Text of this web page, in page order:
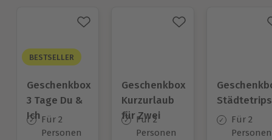
BESTSELLER
Geschenkbox
3 Tage Du &
Ich Für 2
Personen
Geschenkbox
Kurzurlaub
für Zwei
Für 2
Personen
Städtetrips
Für 2
Personen